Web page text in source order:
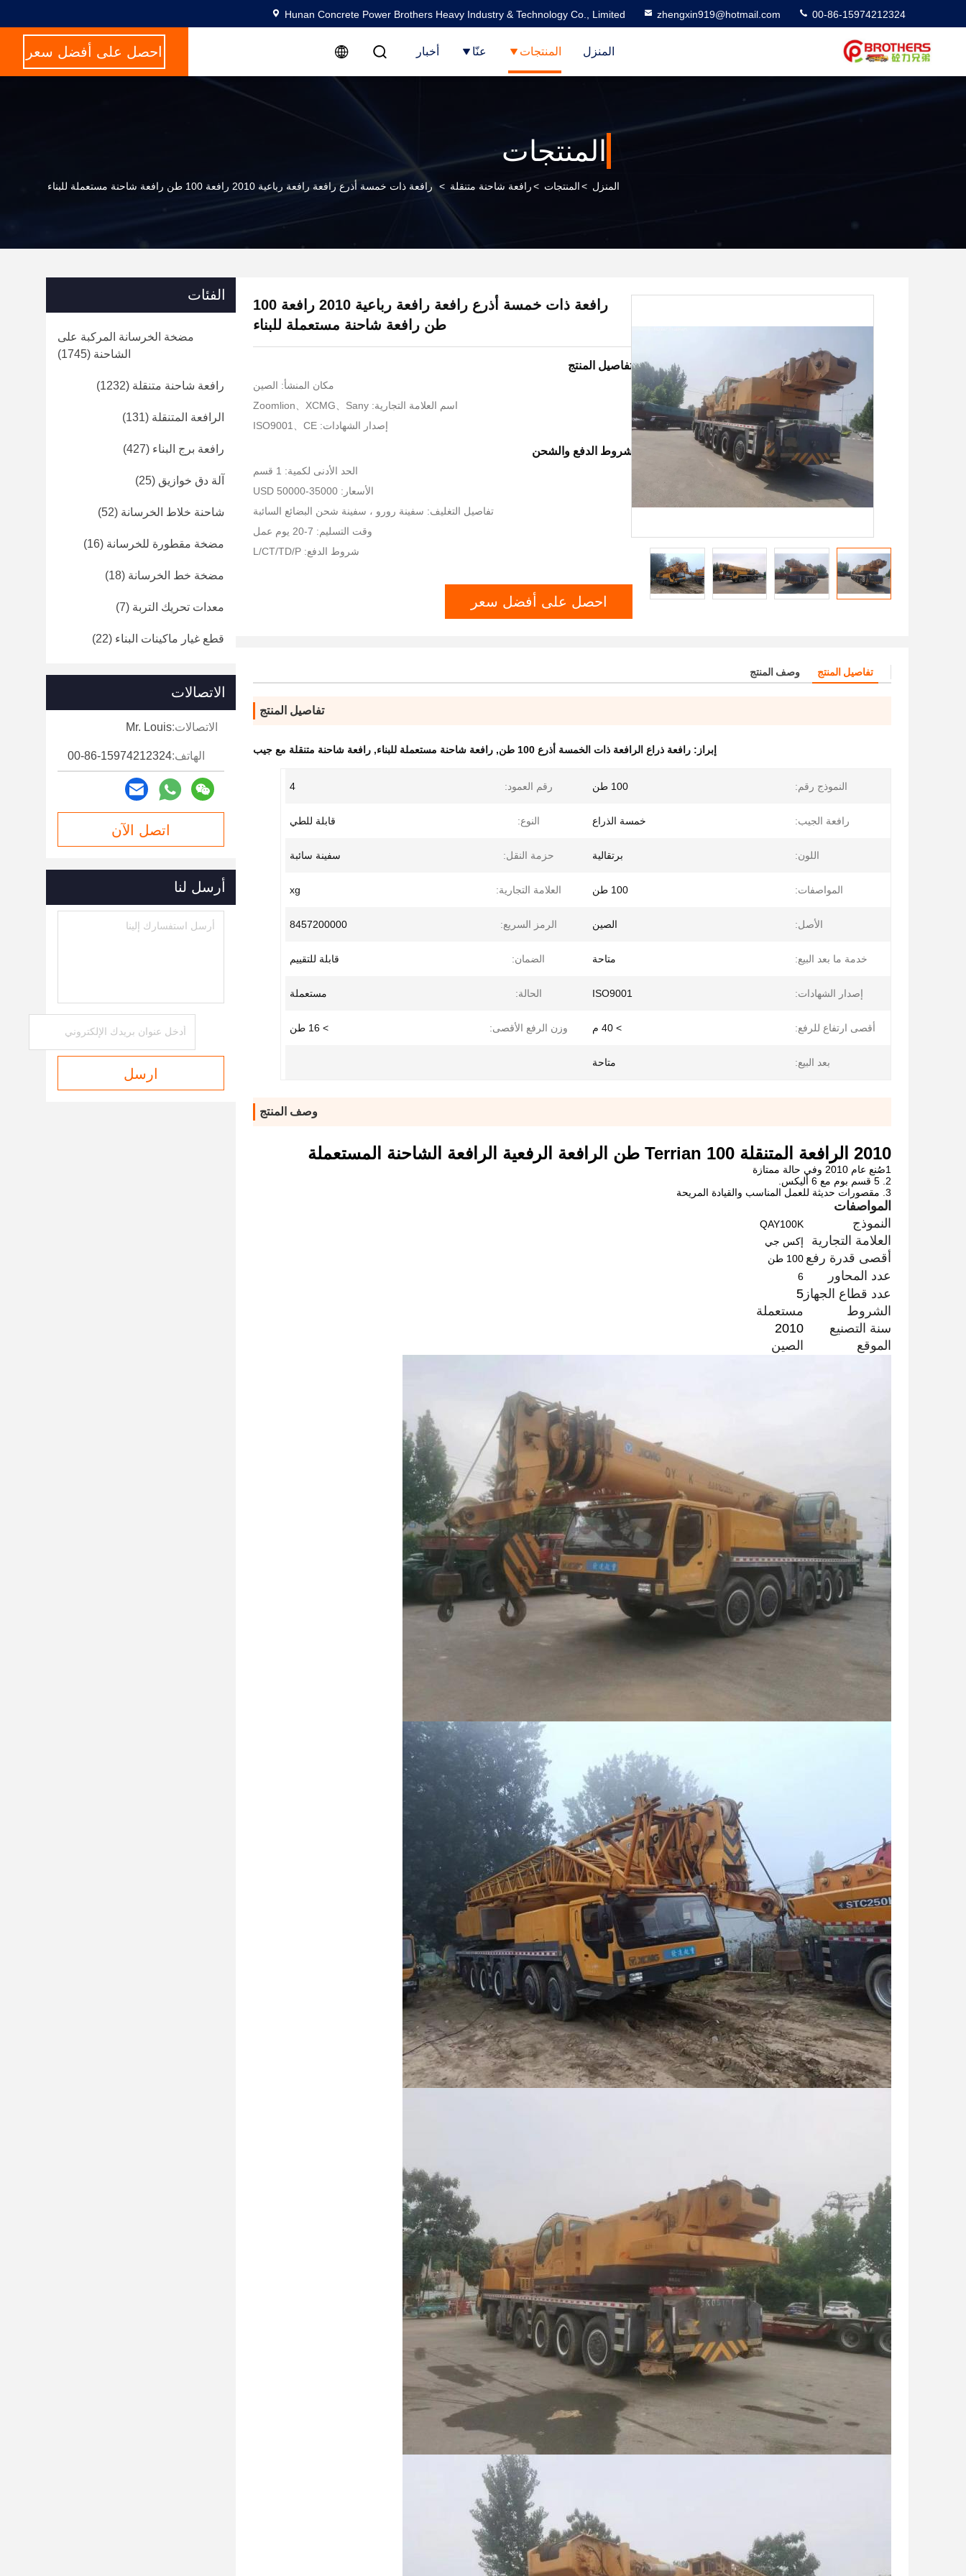
Hunan Concrete Power Brothers Heavy Industry & Technology Co., Limited zhengxin919@hotmail.com 00-86-15974212324
المنزل المنتجات عنّا أخبار احصل على أفضل سعر
المنتجات
المنزل >المنتجات >رافعة شاحنة متنقلة > رافعة ذات خمسة أذرع رافعة رافعة رباعية 2010 رافعة 100 طن رافعة شاحنة مستعملة للبناء
رافعة ذات خمسة أذرع رافعة رافعة رباعية 2010 رافعة 100
طن رافعة شاحنة مستعملة للبناء
تفاصيل المنتج
مكان المنشأ: الصين
اسم العلامة التجارية: Zoomlion、XCMG、Sany
إصدار الشهادات: ISO9001、CE
شروط الدفع والشحن
الحد الأدنى لكمية: 1 قسم
الأسعار: 35000-50000 USD
تفاصيل التغليف: سفينة رورو ، سفينة شحن البضائع السائبة
وقت التسليم: 7-20 يوم عمل
شروط الدفع: L/CT/TD/P
احصل على أفضل سعر
تفاصيل المنتج وصف المنتج
تفاصيل المنتج
إبراز: رافعة ذراع الرافعة ذات الخمسة أذرع 100 طن , رافعة شاحنة مستعملة للبناء, رافعة شاحنة متنقلة مع جيب
النموذج رقم: 100 طن رقم العمود: 4
رافعة الجيب: خمسة الذراع النوع: قابلة للطي
اللون: برتقالية حزمة النقل: سفينة سائبة
المواصفات: 100 طن العلامة التجارية: xg
الأصل: الصين الرمز السريع: 8457200000
خدمة ما بعد البيع: متاحة الضمان: قابلة للتقييم
إصدار الشهادات: ISO9001 الحالة: مستعملة
أقصى ارتفاع للرفع: > 40 م وزن الرفع الأقصى: > 16 طن
بعد البيع: متاحة
وصف المنتج
2010 الرافعة المتنقلة Terrian 100 طن الرافعة الرفعية الرافعة الشاحنة المستعملة
1صُنع عام 2010 وفي حالة ممتازة
2. 5 قسم بوم مع 6 أليكس.
3. مقصورات حديثة للعمل المناسب والقيادة المريحة
المواصفات
النموذج
QAY100K
العلامة التجارية إكس جي
أقصى قدرة رفع 100 طن
عدد المحاور 6
عدد قطاع الجهاز 5
الشروط
مستعملة
سنة التصنيع
2010
الموقع
الصين
الفئات
مضخة الخرسانة المركبة على
الشاحنة (1745)
رافعة شاحنة متنقلة (1232)
الرافعة المتنقلة (131)
رافعة برج البناء (427)
آلة دق خوازيق (25)
شاحنة خلاط الخرسانة (52)
مضخة مقطورة للخرسانة (16)
مضخة خط الخرسانة (18)
معدات تحريك التربة (7)
قطع غيار ماكينات البناء (22)
الاتصالات
الاتصالات:Mr. Louis
الهاتف:00-86-15974212324
اتصل الآن
أرسل لنا
ارسل